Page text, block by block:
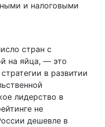
и налоговыми
стран с
на яйца, — это
в развитии
лидерство в
не
дешевле в